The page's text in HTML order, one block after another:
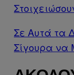
Σε Αυτά τα
Σίγουρα να